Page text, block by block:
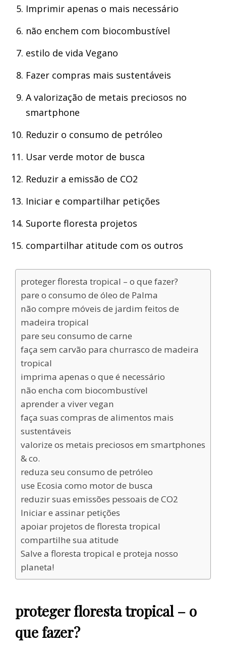
Imprimir apenas o mais necessário
não enchem com biocombustível
estilo de vida Vegano
Fazer compras mais sustentáveis
A valorização de metais preciosos no
smartphone
Reduzir o consumo de petróleo
Usar verde motor de busca
Reduzir a emissão de CO2
Iniciar e compartilhar petições
Suporte floresta projetos
compartilhar atitude com os outros
proteger floresta tropical – o que fazer?
pare o consumo de óleo de Palma
não compre móveis de jardim feitos de
madeira tropical
pare seu consumo de carne
faça sem carvão para churrasco de madeira
tropical
imprima apenas o que é necessário
não encha com biocombustível
aprender a viver vegan
faça suas compras de alimentos mais
sustentáveis
valorize os metais preciosos em smartphones
& co.
reduza seu consumo de petróleo
use Ecosia como motor de busca
reduzir suas emissões pessoais de CO2
Iniciar e assinar petições
apoiar projetos de floresta tropical
compartilhe sua atitude
Salve a floresta tropical e proteja nosso
planeta!
proteger floresta tropical – o
que fazer?